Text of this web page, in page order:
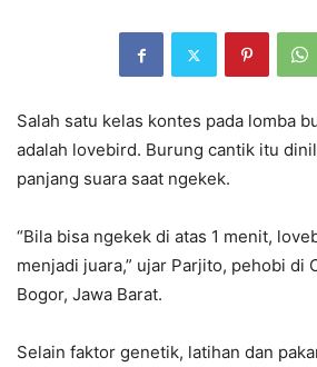
Salah satu kelas kontes pada lomba
adalah lovebird. Burung cantik itu
panjang suara saat ngekek.
“Bila bisa ngekek di atas 1 menit,
menjadi juara,” ujar Parjito, pehobi di
Bogor, Jawa Barat.
Selain faktor genetik, latihan dan